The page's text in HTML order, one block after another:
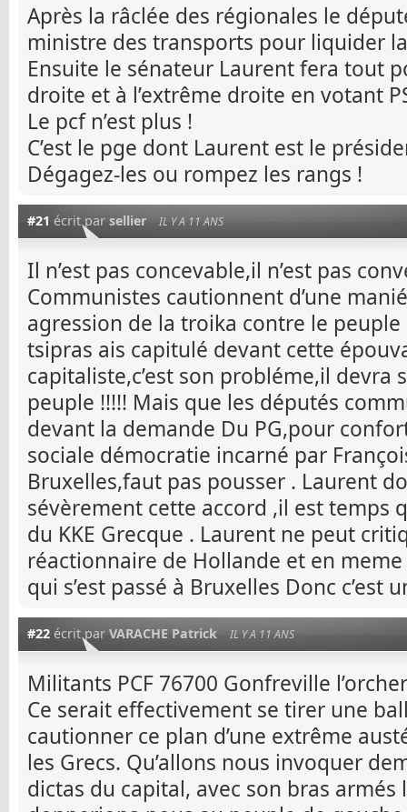
Après la râclée des régionales le
ministre des transports pour liquider la
Ensuite le sénateur Laurent fera tout
droite et à l’extrême droite en votant
Le pcf n’est plus !
C’est le pge dont Laurent est le
Dégagez-les ou rompez les rangs !
#21 écrit par sellier IL Y A 11 ANS
Il n’est pas concevable,il n’est pas
Communistes cautionnent d’une
agression de la troika contre le
tsipras ais capitulé devant cette
capitaliste,c’est son probléme,il devra
peuple !!!!! Mais que les députés
devant la demande Du PG,pour
sociale démocratie incarné par
Bruxelles,faut pas pousser . Laurent
sévèrement cette accord ,il est temps
du KKE Grecque . Laurent ne peut
réactionnaire de Hollande et en
qui s’est passé à Bruxelles Donc c’est
#22 écrit par VARACHE Patrick IL Y A 11 ANS
Militants PCF 76700 Gonfreville
Ce serait effectivement se tirer une
cautionner ce plan d’une extrême
les Grecs. Qu’allons nous invoquer
dictas du capital, avec son bras armés